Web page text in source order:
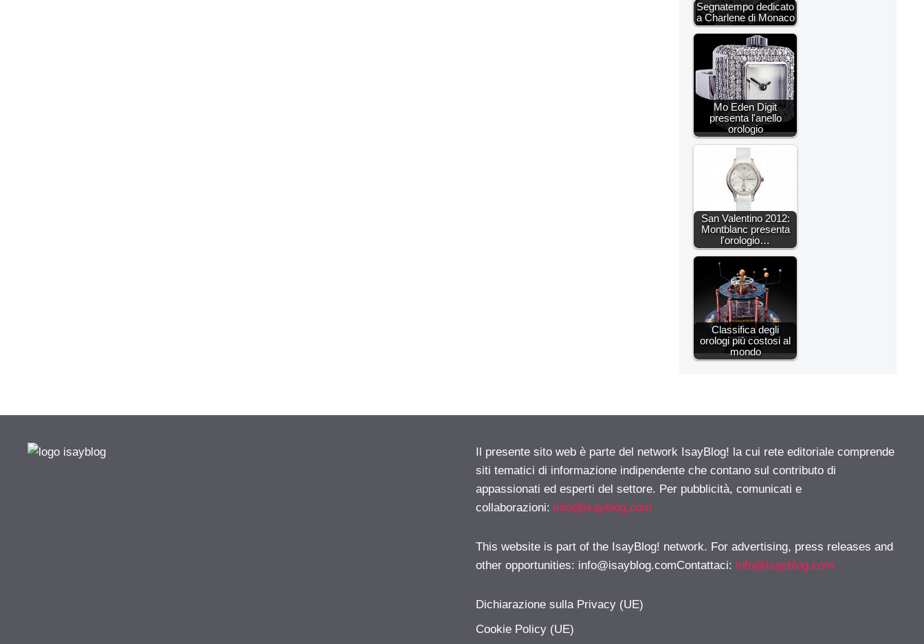
Segnatempo dedicato
a Charlene di Monaco
Mo Eden Digit
presenta l'anello
orologio
San Valentino 2012:
Montblanc presenta
l'orologio…
Classifica degli
orologi più costosi al
mondo
Il presente sito web è parte del network IsayBlog! la cui rete editoriale comprende
siti tematici di informazione indipendente che contano sul contributo di
appassionati ed esperti del settore. Per pubblicità, comunicati e
collaborazioni: info@isayblog.com
This website is part of the IsayBlog! network. For advertising, press releases and
other opportunities: info@isayblog.comContattaci: info@isayblog.com
Dichiarazione sulla Privacy (UE)
Cookie Policy (UE)